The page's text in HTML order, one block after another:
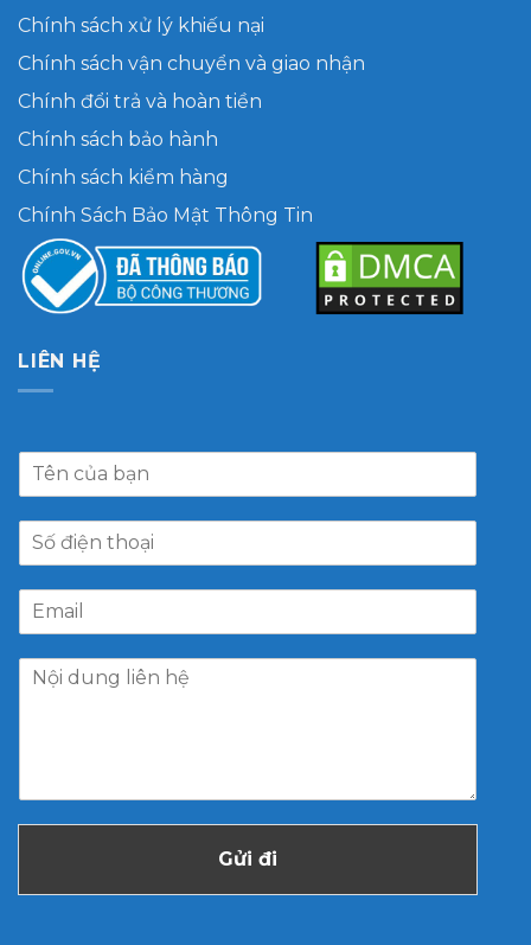
Chính sách xử lý khiếu nại
Chính sách vận chuyển và giao nhận
Chính đổi trả và hoàn tiền
Chính sách bảo hành
Chính sách kiểm hàng
Chính Sách Bảo Mật Thông Tin
LIÊN HỆ
Gửi đi